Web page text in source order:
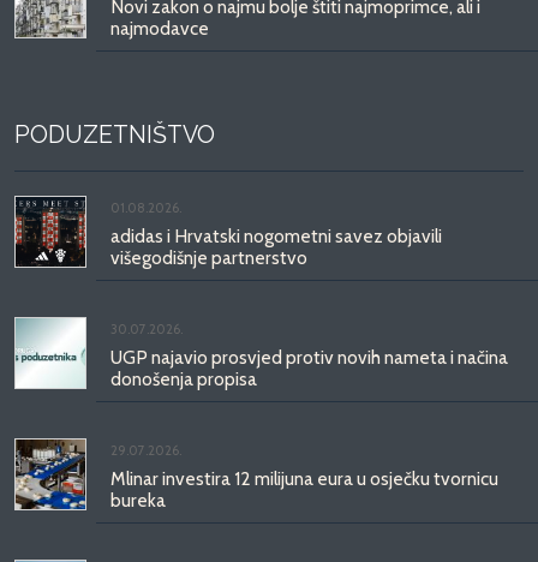
Novi zakon o najmu bolje štiti najmoprimce, ali i
najmodavce
PODUZETNIŠTVO
01.08.2026.
adidas i Hrvatski nogometni savez objavili
višegodišnje partnerstvo
30.07.2026.
UGP najavio prosvjed protiv novih nameta i načina
donošenja propisa
29.07.2026.
Mlinar investira 12 milijuna eura u osječku tvornicu
bureka